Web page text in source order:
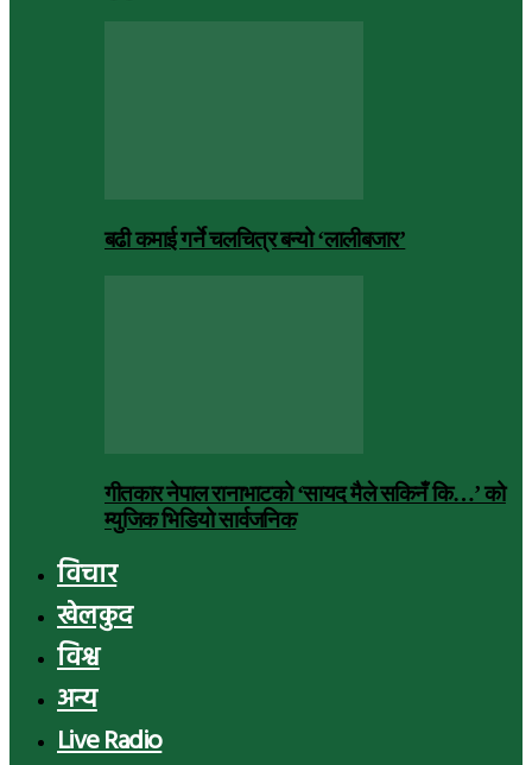
बढी कमाई गर्ने चलचित्र बन्यो ‘लालीबजार’
गीतकार नेपाल रानाभाटको ‘सायद मैले सकिनँ कि…’ को
म्युजिक भिडियो सार्वजनिक
विचार
खेलकुद
विश्व
अन्य
Live Radio